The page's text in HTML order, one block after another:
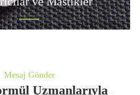
Mesaj Gönder
Uzmanlarıyla